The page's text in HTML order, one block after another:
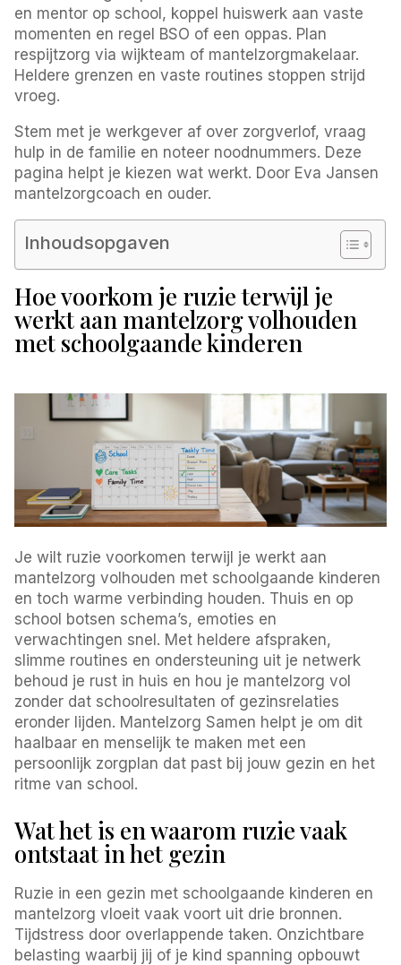
en mentor op school, koppel huiswerk aan vaste
momenten en regel BSO of een oppas. Plan
respijtzorg via wijkteam of mantelzorgmakelaar.
Heldere grenzen en vaste routines stoppen strijd
vroeg.
Stem met je werkgever af over zorgverlof, vraag
hulp in de familie en noteer noodnummers. Deze
pagina helpt je kiezen wat werkt. Door Eva Jansen
mantelzorgcoach en ouder.
Inhoudsopgaven
Hoe voorkom je ruzie terwijl je
werkt aan mantelzorg volhouden
met schoolgaande kinderen
Je wilt ruzie voorkomen terwijl je werkt aan
mantelzorg volhouden met schoolgaande kinderen
en toch warme verbinding houden. Thuis en op
school botsen schema’s, emoties en
verwachtingen snel. Met heldere afspraken,
slimme routines en ondersteuning uit je netwerk
behoud je rust in huis en hou je mantelzorg vol
zonder dat schoolresultaten of gezinsrelaties
eronder lijden. Mantelzorg Samen helpt je om dit
haalbaar en menselijk te maken met een
persoonlijk zorgplan dat past bij jouw gezin en het
ritme van school.
Wat het is en waarom ruzie vaak
ontstaat in het gezin
Ruzie in een gezin met schoolgaande kinderen en
mantelzorg vloeit vaak voort uit drie bronnen.
Tijdstress door overlappende taken. Onzichtbare
belasting waarbij jij of je kind spanning opbouwt